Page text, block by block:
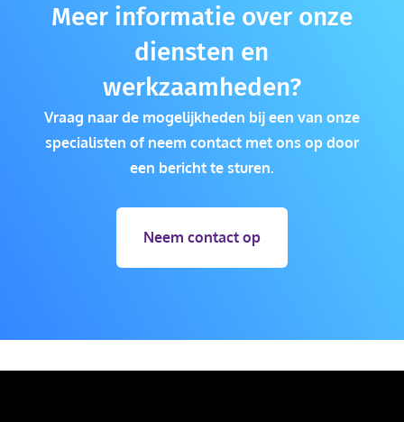
Meer informatie over onze
diensten en
werkzaamheden?
Vraag naar de mogelijkheden bij een van onze
specialisten of neem contact met ons op door
een bericht te sturen.
Neem contact op